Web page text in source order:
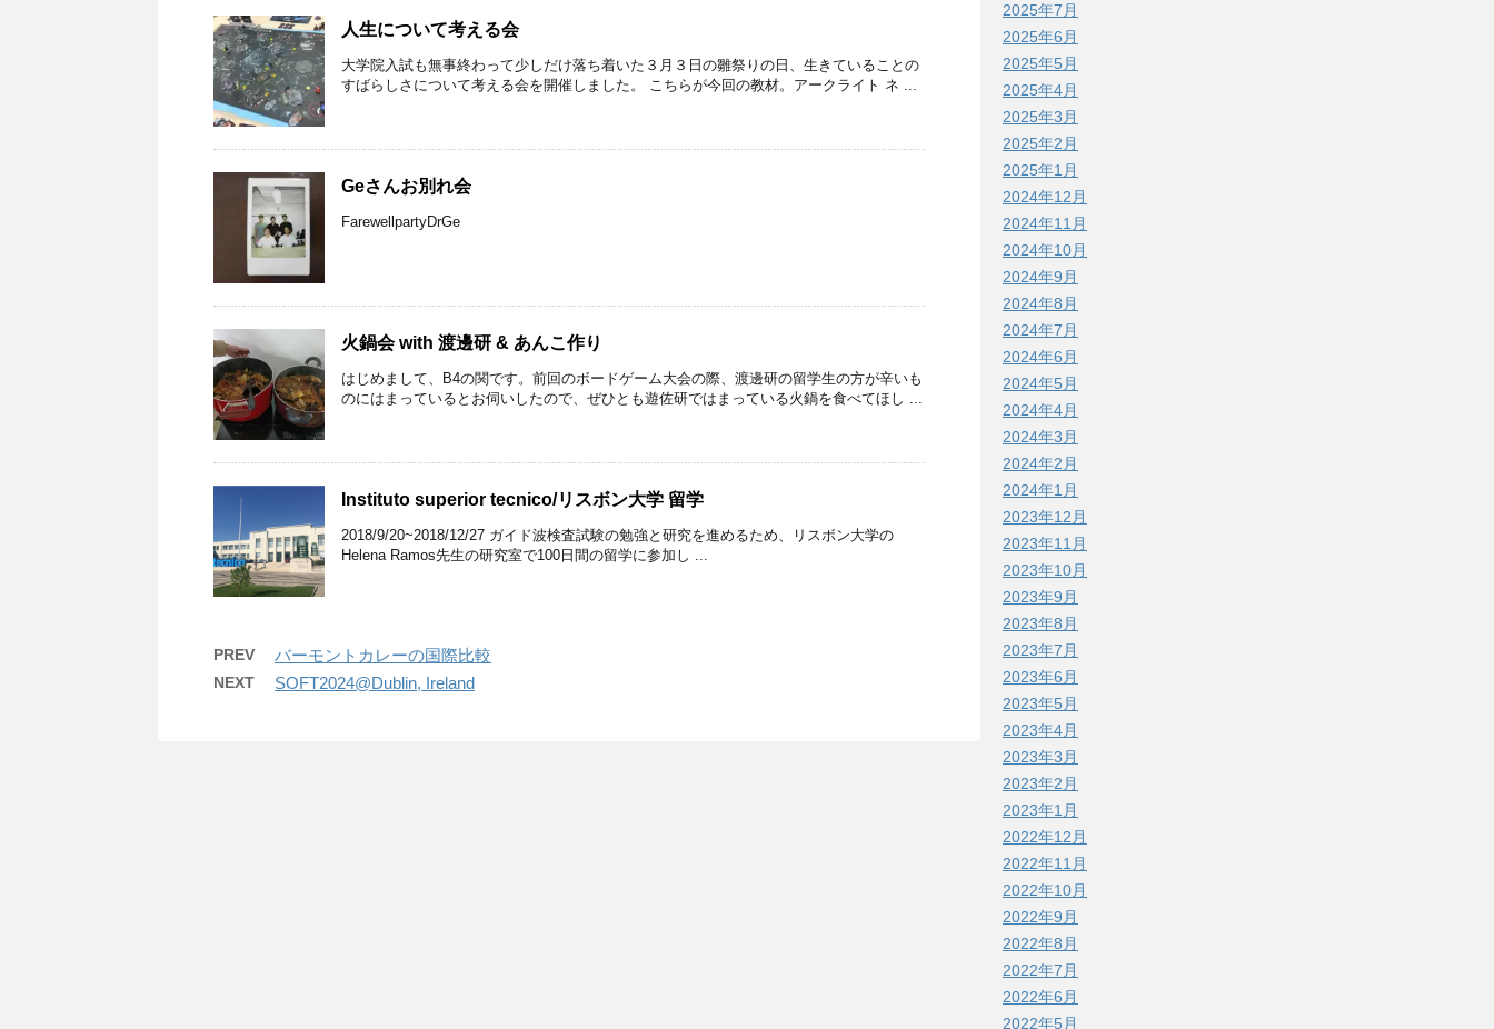
人生について考える会
大学院入試も無事終わって少しだけ落ち着いた３月３日の雛祭りの日、生きていることの
すばらしさについて考える会を開催しました。 こちらが今回の教材。アークライト ネ ...
Geさんお別れ会
FarewellpartyDrGe
火鍋会 with 渡邊研 & あんこ作り
はじめまして、B4の関です。前回のボードゲーム大会の際、渡邊研の留学生の方が辛いも
のにはまっているとお伺いしたので、ぜひとも遊佐研ではまっている火鍋を食べてほし ...
Instituto superior tecnico/リスボン大学 留学
2018/9/20~2018/12/27 ガイド波検査試験の勉強と研究を進めるため、リスボン大学の
Helena Ramos先生の研究室で100日間の留学に参加し ...
PREV バーモントカレーの国際比較
NEXT SOFT2024@Dublin, Ireland
2025年7月
2025年6月
2025年5月
2025年4月
2025年3月
2025年2月
2025年1月
2024年12月
2024年11月
2024年10月
2024年9月
2024年8月
2024年7月
2024年6月
2024年5月
2024年4月
2024年3月
2024年2月
2024年1月
2023年12月
2023年11月
2023年10月
2023年9月
2023年8月
2023年7月
2023年6月
2023年5月
2023年4月
2023年3月
2023年2月
2023年1月
2022年12月
2022年11月
2022年10月
2022年9月
2022年8月
2022年7月
2022年6月
2022年5月